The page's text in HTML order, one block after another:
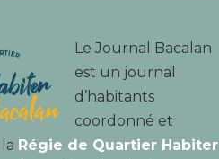
Le Journal Bacalan
est un journal
d’habitants
coordonné et
Régie de Quartier Habiter